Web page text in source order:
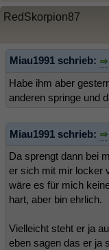
RedSkorpion87
Miau1991 schrieb:
Habe ihm aber
anderen springe und
Miau1991 schrieb:
Da sprengt dann bei
er sich mit mir locker
wäre es für mich
hart, aber bin ehrlich.
Vielleicht steht er ja
eben sagen das er ja